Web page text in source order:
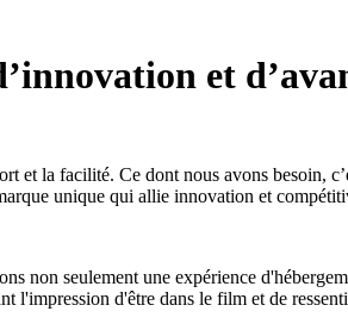
et
la facilité. Ce dont nous avons besoin,
unique qui allie innovation et
non seulement une expérience
l'impression d'être dans le film et de